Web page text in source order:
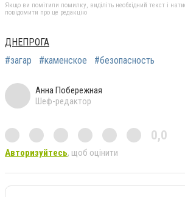
Якщо ви помітили помилку, виділіть необхідний текст і
повідомити про це редакцію
ДНЕПРОГА
#загар
#каменское #безопасность
Анна Побережная
Шеф-редактор
0,0
Авторизуйтесь, щоб оцінити